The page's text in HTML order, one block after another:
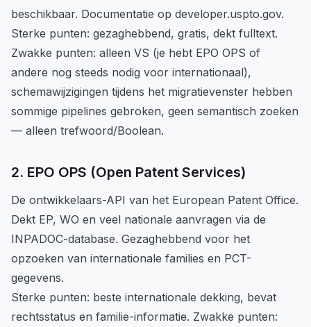
beschikbaar. Documentatie op developer.uspto.gov.
Sterke punten: gezaghebbend, gratis, dekt fulltext.
Zwakke punten: alleen VS (je hebt EPO OPS of
andere nog steeds nodig voor internationaal),
schemawijzigingen tijdens het migratievenster hebben
sommige pipelines gebroken, geen semantisch zoeken
— alleen trefwoord/Boolean.
2. EPO OPS (Open Patent Services)
De ontwikkelaars-API van het European Patent Office.
Dekt EP, WO en veel nationale aanvragen via de
INPADOC-database. Gezaghebbend voor het
opzoeken van internationale families en PCT-
gegevens.
Sterke punten: beste internationale dekking, bevat
rechtsstatus en familie-informatie. Zwakke punten: